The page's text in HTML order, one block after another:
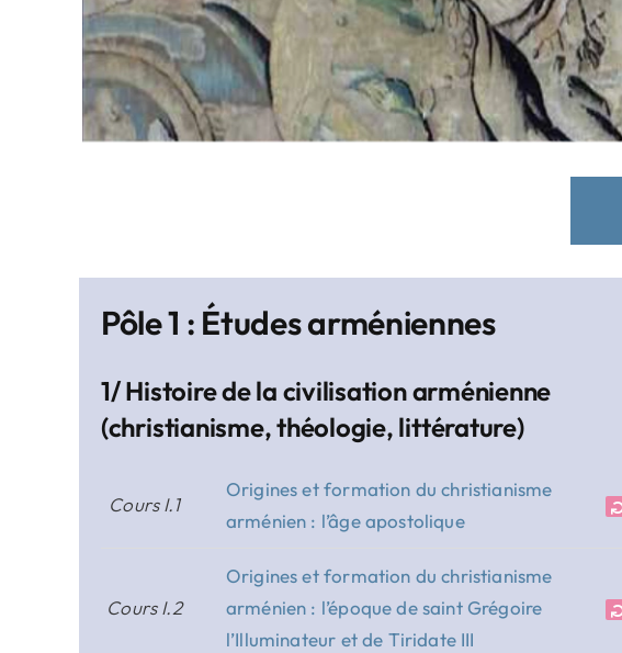
Pôle 1 : Études arméniennes
1/ Histoire de la civilisation arménienne
(christianisme, théologie, littérature)
Cours I.1
Origines et formation du christianisme
arménien : l’âge apostolique
Cours I.2
Origines et formation du christianisme
arménien : l’époque de saint Grégoire
l’Illuminateur et de Tiridate III